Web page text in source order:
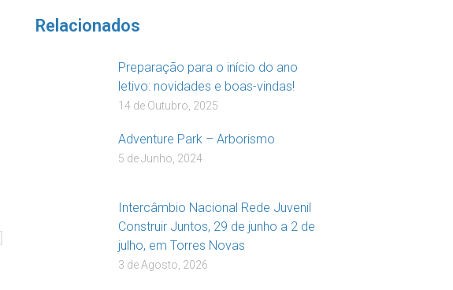
Relacionados
Preparação para o início do ano
letivo: novidades e boas-vindas!
14 de Outubro, 2025
Adventure Park – Arborismo
5 de Junho, 2024
Intercâmbio Nacional Rede Juvenil
Construir Juntos, 29 de junho a 2 de
julho, em Torres Novas
3 de Agosto, 2026